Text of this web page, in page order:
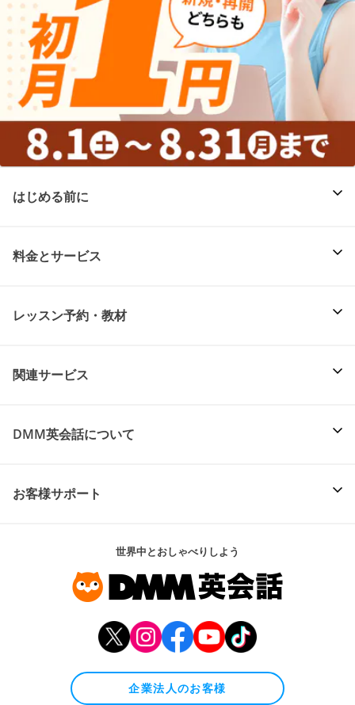
はじめる前に
料金とサービス
レッスン予約・教材
関連サービス
DMM英会話について
お客様サポート
世界中とおしゃべりしよう
企業法人のお客様